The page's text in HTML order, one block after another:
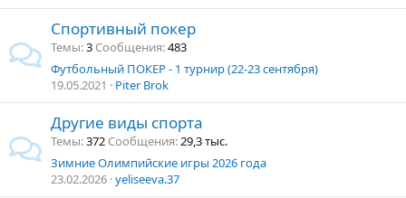
Спортивный покер
Темы 3 Сообщения 483
Футбольный ПОКЕР - 1 турнир (22-23 сентября)
19.05.2021
Piter Brok
Другие виды спорта
Темы 372 Сообщения 29,3 тыс.
Зимние Олимпийские игры 2026 года
23.02.2026 yeliseeva.37